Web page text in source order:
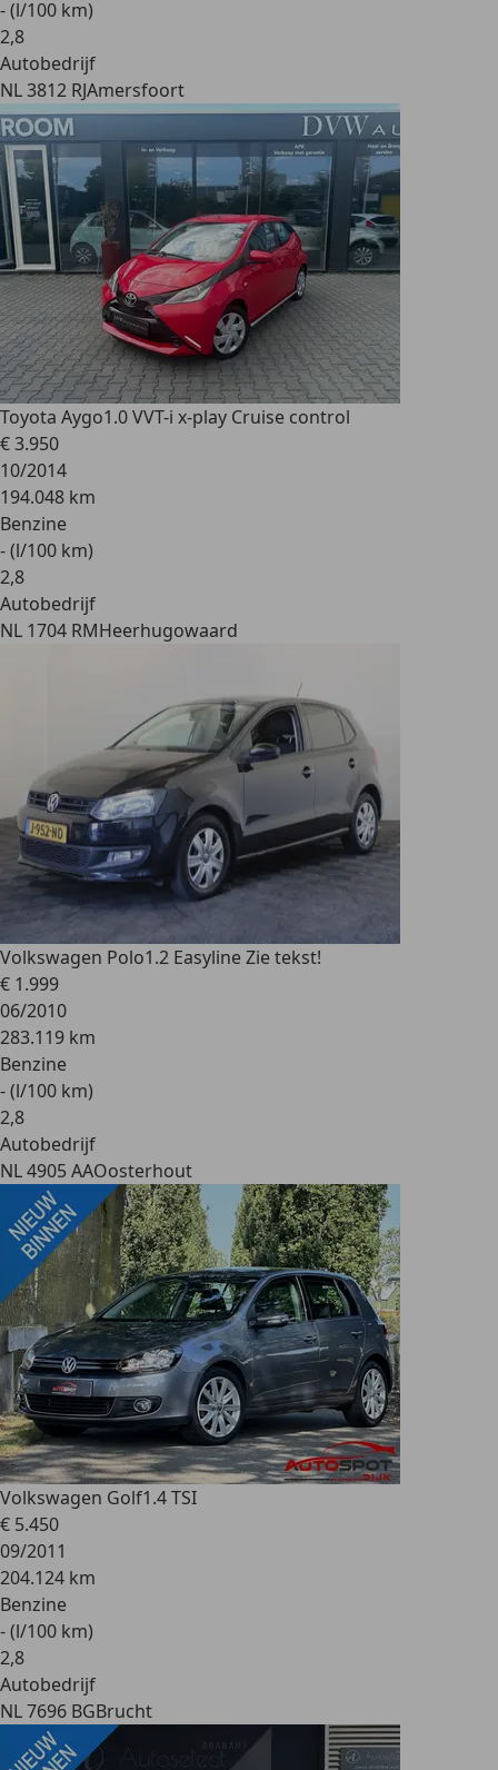
- (l/100 km)
2,8
Autobedrijf
NL 3812 RJAmersfoort
Toyota Aygo1.0 VVT-i x-play Cruise control
€ 3.950
10/2014
194.048 km
Benzine
- (l/100 km)
2,8
Autobedrijf
NL 1704 RMHeerhugowaard
Volkswagen Polo1.2 Easyline Zie tekst!
€ 1.999
06/2010
283.119 km
Benzine
- (l/100 km)
2,8
Autobedrijf
NL 4905 AAOosterhout
Volkswagen Golf1.4 TSI
€ 5.450
09/2011
204.124 km
Benzine
- (l/100 km)
2,8
Autobedrijf
NL 7696 BGBrucht